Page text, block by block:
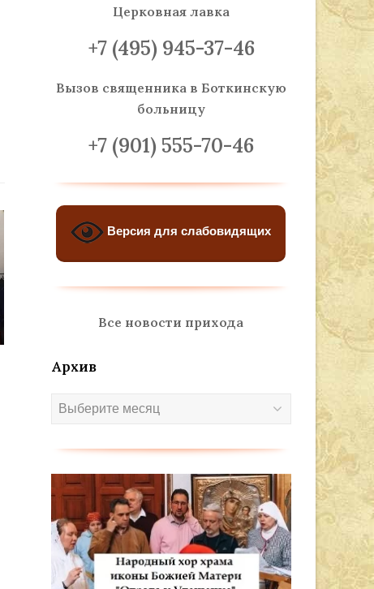
Церковная лавка
+7 (495) 945-37-46
Вызов священника в Боткинскую
больницу
+7 (901) 555-70-46
Версия для слабовидящих
Все новости прихода
Архив
Архив